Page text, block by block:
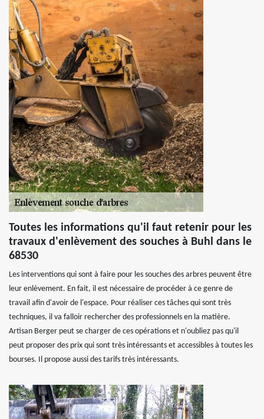
Toutes les informations qu'il faut retenir pour les
travaux d'enlèvement des souches à Buhl dans le
68530
Les interventions qui sont à faire pour les souches des arbres peuvent être
leur enlèvement. En fait, il est nécessaire de procéder à ce genre de
travail afin d'avoir de l'espace. Pour réaliser ces tâches qui sont très
techniques, il va falloir rechercher des professionnels en la matière.
Artisan Berger peut se charger de ces opérations et n'oubliez pas qu'il
peut proposer des prix qui sont très intéressants et accessibles à toutes les
bourses. Il propose aussi des tarifs très intéressants.